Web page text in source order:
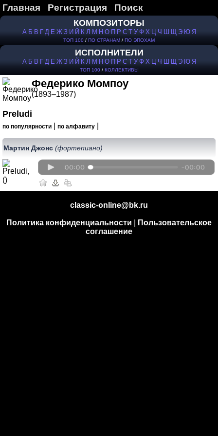
Главная Регистрация Поиск
КОМПОЗИТОРЫ
А Б В Г Д Е Ж З И Й К Л М Н О П Р С Т У Ф Х Ц Ч Ш Щ Э Ю Я
ТОП 100 / ПО СТРАНАМ / ПО ЭПОХАМ
ИСПОЛНИТЕЛИ
А Б В Г Д Е Ж З И Й К Л М Н О П Р С Т У Ф Х Ц Ч Ш Щ Э Ю Я
ТОП 100/ КОЛЛЕКТИВЫ
Федерико Момпоу
(1893–1987)
Preludi
по популярности по алфавиту
Мартин Джонс (фортепиано)
classic-online@bk.ru
Политика конфиденциальности
Пользовательское
соглашение